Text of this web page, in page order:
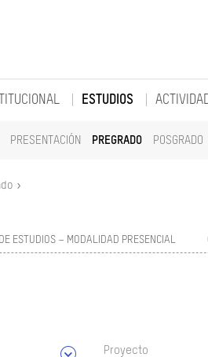
ESTUDIOS
PRESENTACIÓN PREGRADO POSGRADO
ESTUDIOS – MODALIDAD PRESENCIAL
Proyecto